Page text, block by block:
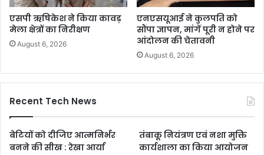
एसपी ऋषिकेश ने किया कावड़
मेला क्षेत्रों का निरीक्षण
August 6, 2026
एनएसयूआई ने कुलपति को
सौंपा ज्ञापन, मांगें पूरी न होने पर
आंदोलन की चेतावनी
August 6, 2026
Recent Tech News
बेटियों को दीजिए आत्मनिर्भर
बनने की सीख : रेखा आर्या
तंबाकू नियंत्रण एवं नशा मुक्ति
कार्यशाला का किया आयोजन